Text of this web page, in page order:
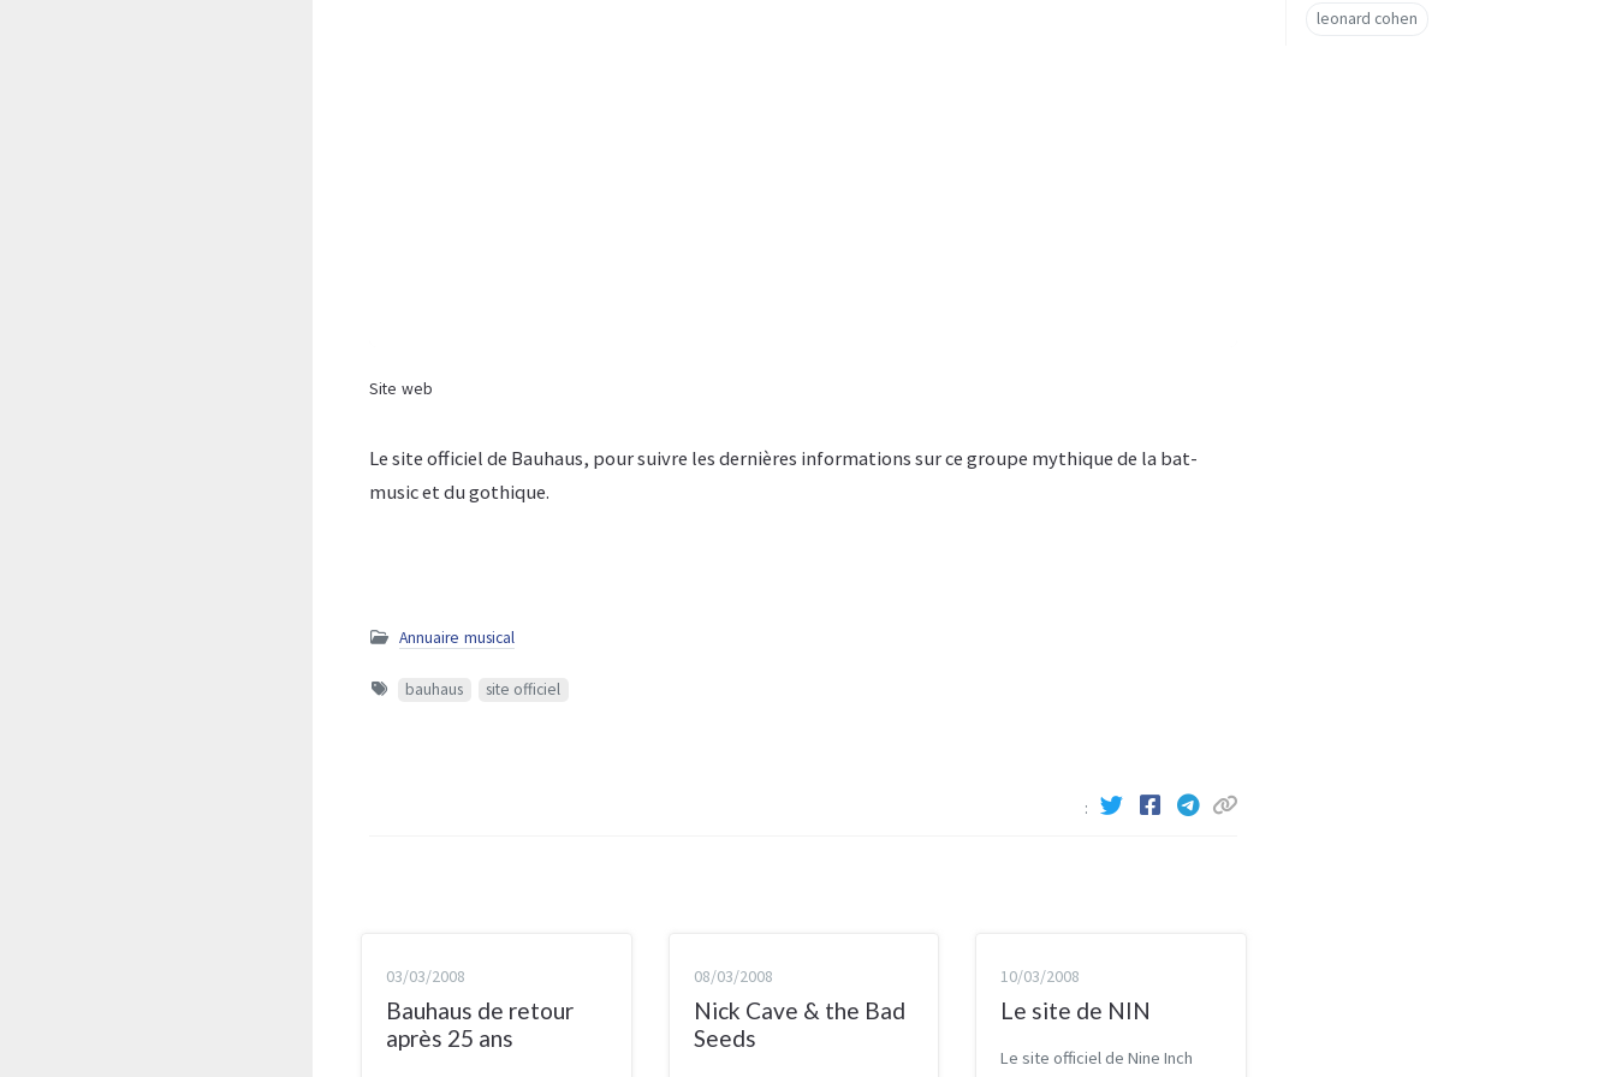
Site web
Le site officiel de Bauhaus, pour suivre les dernières informations sur ce groupe mythique de la bat-
music et du gothique.
Annuaire musical
bauhaus site officiel
leonard cohen
03/03/2008
Bauhaus de retour
après 25 ans
08/03/2008
Nick Cave & the Bad
Seeds
10/03/2008
Le site de NIN
Le site officiel de Nine Inch